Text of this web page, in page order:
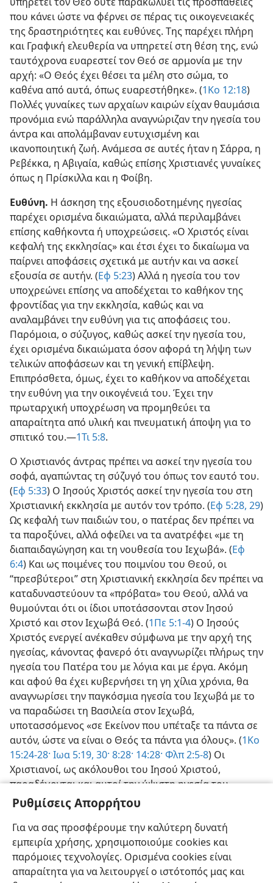
Ρυθμίσεις Απορρήτου
Για να σας προσφέρουμε την καλύτερη δυνατή
εμπειρία χρήσης, χρησιμοποιούμε cookies και
παρόμοιες τεχνολογίες. Ορισμένα cookies είναι
απαραίτητα για να λειτουργεί ο ιστότοπός μας και
που κάνει ώστε να φέρνει σε πέρας τις οικογενειακές
της δραστηριότητες και ευθύνες. Της παρέχει πλήρη
και Γραφική ελευθερία να υπηρετεί στη θέση της, ενώ
ταυτόχρονα ευαρεστεί τον Θεό σε αρμονία με την
αρχή: «Ο Θεός έχει θέσει τα μέλη στο σώμα, το
καθένα από αυτά, όπως ευαρεστήθηκε». (1Κο 12:18)
Πολλές γυναίκες των αρχαίων καιρών είχαν θαυμάσια
προνόμια ενώ παράλληλα αναγνώριζαν την ηγεσία του
άντρα και απολάμβαναν ευτυχισμένη και
ικανοποιητική ζωή. Ανάμεσα σε αυτές ήταν η Σάρρα, η
Ρεβέκκα, η Αβιγαία, καθώς επίσης Χριστιανές γυναίκες
όπως η Πρίσκιλλα και η Φοίβη.
Ευθύνη. Η άσκηση της εξουσιοδοτημένης ηγεσίας
παρέχει ορισμένα δικαιώματα, αλλά περιλαμβάνει
επίσης καθήκοντα ή υποχρεώσεις. «Ο Χριστός είναι
κεφαλή της εκκλησίας» και έτσι έχει το δικαίωμα να
παίρνει αποφάσεις σχετικά με αυτήν και να ασκεί
εξουσία σε αυτήν. (Εφ 5:23) Αλλά η ηγεσία του τον
υποχρεώνει επίσης να αποδέχεται το καθήκον της
φροντίδας για την εκκλησία, καθώς και να
αναλαμβάνει την ευθύνη για τις αποφάσεις του.
Παρόμοια, ο σύζυγος, καθώς ασκεί την ηγεσία του,
έχει ορισμένα δικαιώματα όσον αφορά τη λήψη των
τελικών αποφάσεων και τη γενική επίβλεψη.
Επιπρόσθετα, όμως, έχει το καθήκον να αποδέχεται
την ευθύνη για την οικογένειά του. Έχει την
πρωταρχική υποχρέωση να προμηθεύει τα
απαραίτητα από υλική και πνευματική άποψη για το
σπιτικό του.—1Τι 5:8.
Ο Χριστιανός άντρας πρέπει να ασκεί την ηγεσία του
σοφά, αγαπώντας τη σύζυγό του όπως τον εαυτό του.
(Εφ 5:33) Ο Ιησούς Χριστός ασκεί την ηγεσία του στη
Χριστιανική εκκλησία με αυτόν τον τρόπο. (Εφ 5:28, 29)
Ως κεφαλή των παιδιών του, ο πατέρας δεν πρέπει να
τα παροξύνει, αλλά οφείλει να τα ανατρέφει «με τη
διαπαιδαγώγηση και τη νουθεσία του Ιεχωβά». (Εφ
6:4) Και ως ποιμένες του ποιμνίου του Θεού, οι
“πρεσβύτεροι” στη Χριστιανική εκκλησία δεν πρέπει να
καταδυναστεύουν τα «πρόβατα» του Θεού, αλλά να
θυμούνται ότι οι ίδιοι υποτάσσονται στον Ιησού
Χριστό και στον Ιεχωβά Θεό. (1Πε 5:1-4) Ο Ιησούς
Χριστός ενεργεί ανέκαθεν σύμφωνα με την αρχή της
ηγεσίας, κάνοντας φανερό ότι αναγνωρίζει πλήρως την
ηγεσία του Πατέρα του με λόγια και με έργα. Ακόμη
και αφού θα έχει κυβερνήσει τη γη χίλια χρόνια, θα
αναγνωρίσει την παγκόσμια ηγεσία του Ιεχωβά με το
να παραδώσει τη Βασιλεία στον Ιεχωβά,
υποτασσόμενος «σε Εκείνον που υπέταξε τα πάντα σε
αυτόν, ώστε να είναι ο Θεός τα πάντα για όλους». (1Κο
15:24-28· Ιωα 5:19, 30· 8:28· 14:28· Φλπ 2:5-8) Οι
Χριστιανοί, ως ακόλουθοι του Ιησού Χριστού,
παραδέχονται και αυτοί την ύψιστη ηγεσία του
Ιεχωβά, απευθύνοντας τις προσευχές τους σε αυτόν
και αναγνωρίζοντάς τον ως Πατέρα και Θεό
Παντοδύναμο.—Ματ 6:9·Απ 1:8·11:16, 17· βλέπε
ΟΙΚΟΓΕΝΕΙΑ·ΣΥΖΥΓΟΣ, Ο.